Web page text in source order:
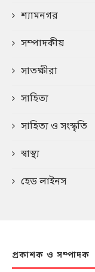
শ্যামনগর
সম্পাদকীয়
সাতক্ষীরা
সাহিত্য
সাহিত্য ও সংস্কৃতি
স্বাস্থ্য
হেড লাইনস
প্রকাশক ও সম্পাদক